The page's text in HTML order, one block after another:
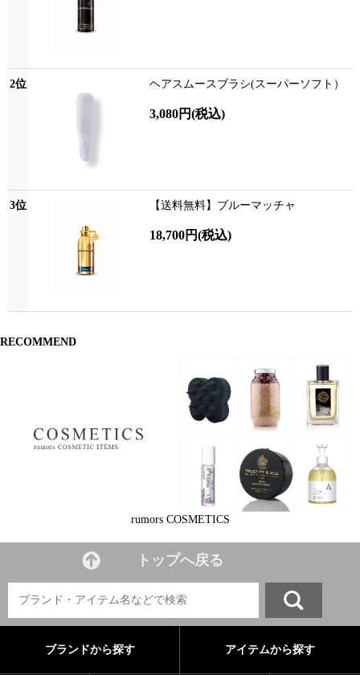
2位 ヘアスムースブラシ(スーパーソフト）
3,080円(税込)
3位 【送料無料】ブルーマッチャ
18,700円(税込)
RECOMMEND
rumors COSMETICS
トップへ戻る
ブランドから探す アイテムから探す